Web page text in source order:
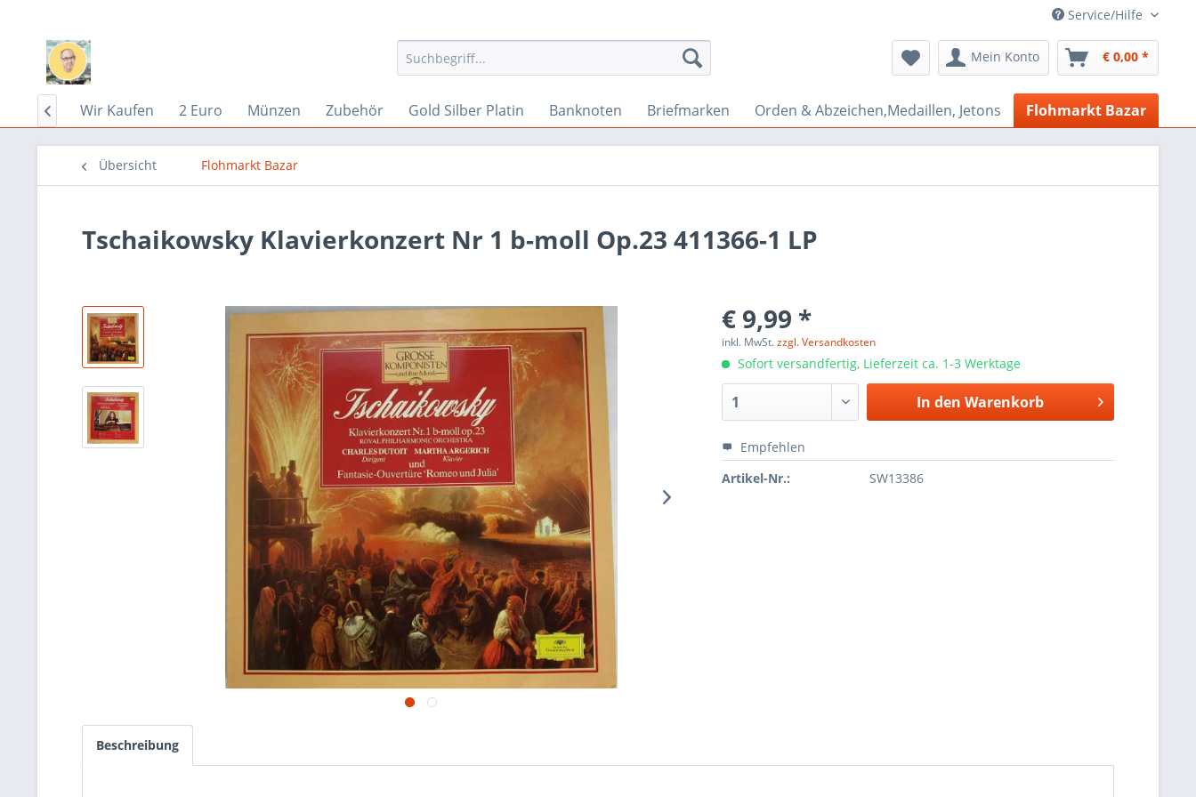
Service/Hilfe
Mein Konto € 0,00 *
Home Wir Kaufen 2 Euro Münzen Zubehör Gold Silber Platin Banknoten Briefmarken Orden & Abzeichen,Medaillen, Jetons Flohmarkt Bazar

Übersicht Flohmarkt Bazar
Tschaikowsky Klavierkonzert Nr 1 b-moll Op.23 411366-1 LP
€ 9,99 *
inkl. MwSt.zzgl. Versandkosten
Sofort versandfertig, Lieferzeit ca. 1-3 Werktage
In den Warenkorb
Empfehlen
Artikel-Nr.:
SW13386
Beschreibung